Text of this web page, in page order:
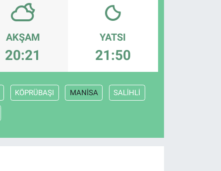
AKŞAM
20:21
YATSI
21:50
KÖPRÜBAŞI MANİSA SALİHLİ